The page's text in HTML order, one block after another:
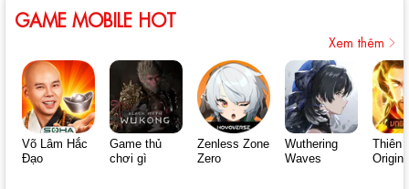
GAME MOBILE HOT
Xem thêm
Võ Lâm Hắc
Đạo
Game thủ
chơi gì
Zenless Zone
Zero
Wuthering
Waves
Thiên
Origin